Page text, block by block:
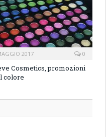
2017 0
Cosmetics, promozioni
colore